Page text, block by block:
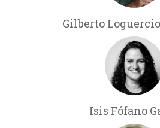
Gilberto
Isis Fófano